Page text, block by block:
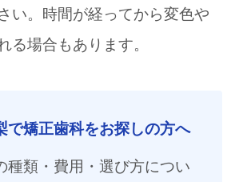
い。時間が経ってから変色や
る場合もあります。
で矯正歯科をお探しの方へ
種類・費用・選び方につい